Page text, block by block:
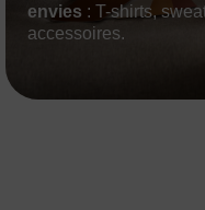
envies : T-shirts,
accessoires.